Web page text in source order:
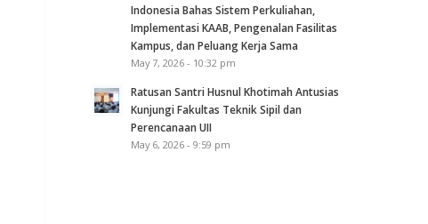
Indonesia Bahas Sistem Perkuliahan,
Implementasi KAAB, Pengenalan Fasilitas
Kampus, dan Peluang Kerja Sama
May 7, 2026 - 10:32 pm
Ratusan Santri Husnul Khotimah Antusias
Kunjungi Fakultas Teknik Sipil dan
Perencanaan UII
May 6, 2026 - 9:59 pm